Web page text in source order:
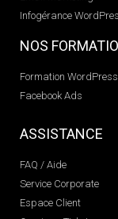
Infogérance
NOS
Formation WordPress
Facebook Ads
ASSISTANCE
FAQ / Aide
Service Corporate
Espace Client